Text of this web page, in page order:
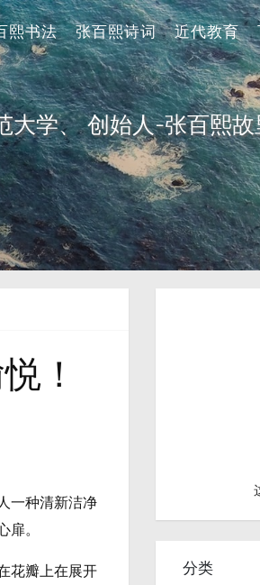
熙书法 张百熙诗词 近代教育
大学、 创始人-张百熙故
！
一种清新洁净
。
花瓣上在展开
分类